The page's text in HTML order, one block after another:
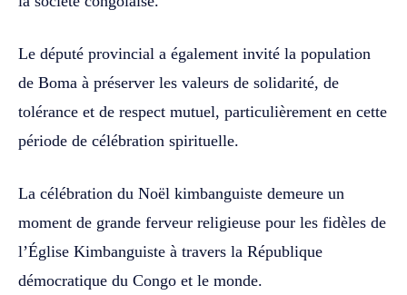
Le député provincial a également invité la population
de Boma à préserver les valeurs de solidarité, de
tolérance et de respect mutuel, particulièrement en cette
période de célébration spirituelle.
La célébration du Noël kimbanguiste demeure un
moment de grande ferveur religieuse pour les fidèles de
l’Église Kimbanguiste à travers la République
démocratique du Congo et le monde.